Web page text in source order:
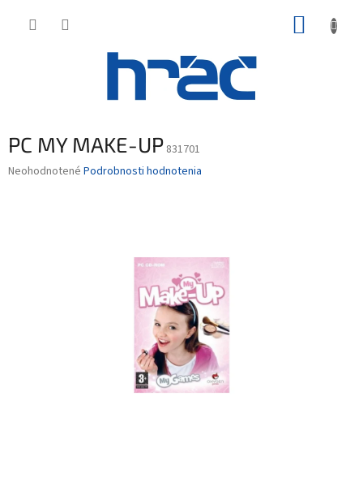
PC MY MAKE-UP 831701
Priemerné
Neohodnotené Podrobnosti hodnotenia